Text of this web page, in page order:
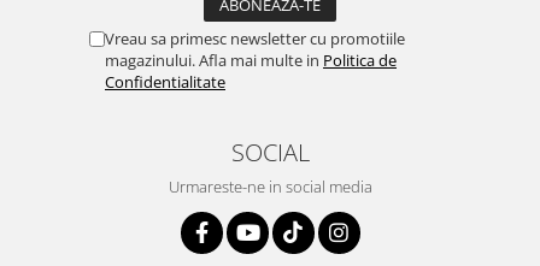
Vreau sa primesc newsletter cu promotiile
magazinului. Afla mai multe in Politica de
Confidentialitate
SOCIAL
Urmareste-ne in social media